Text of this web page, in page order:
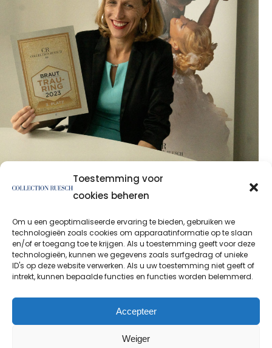
Toestemming voor
cookies beheren
Om u een geoptimaliseerde ervaring te bieden, gebruiken we
technologieën zoals cookies om apparaatinformatie op te slaan
en/of er toegang toe te krijgen. Als u toestemming geeft voor deze
technologieën, kunnen we gegevens zoals surfgedrag of unieke
ID's op deze website verwerken. Als u uw toestemming niet geeft of
intrekt, kunnen bepaalde functies en functies worden belemmerd.
Accepteer
Weiger
Afdruk